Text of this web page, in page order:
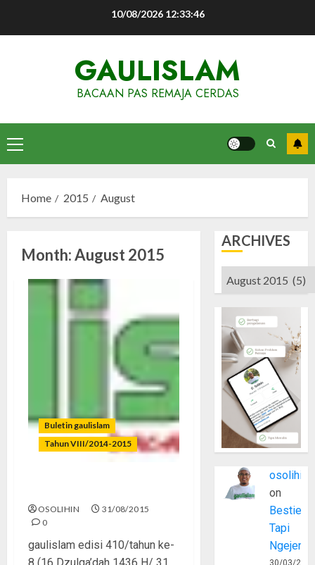
10/08/2026 12:33:46
GAULISLAM
BACAAN PAS REMAJA CERDAS
Primary
Menu
Home 2015 August
Month:August 2015
Buletin gaulislam
Tahun VIII/2014-2015
OSOLIHIN
31/08/2015
0
gaulislam edisi 410/tahun ke-
ARCHIVES
Archives
osolihin
on
Bestie
Tapi
30/03/